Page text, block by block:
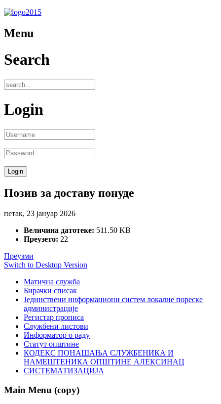
Menu
Search
Login
Позив за доставу понуде
петак, 23 јануар 2026
Величина датотеке: 511.50 KB
Преузето: 22
Преузми
Switch to Desktop Version
Матична служба
Бирачки списак
Јединствени информациони систем локалне пореске
администрације
Регистар прописа
Службени листови
Информатор о раду
Статут општине
КОДЕКС ПОНАШАЊА СЛУЖБЕНИКА И
НАМЕШТЕНИКА ОПШТИНЕ АЛЕКСИНАЦ
СИСТЕМАТИЗАЦИЈА
Main Menu (copy)